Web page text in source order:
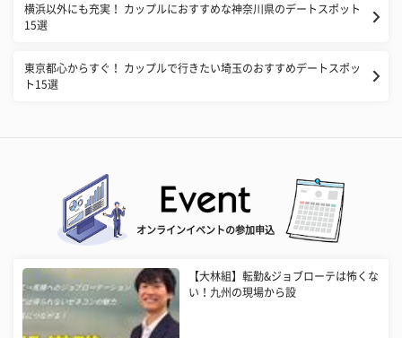
横浜以外にも充実！ カップルにおすすめな神奈川県のデートスポット
15選
東京都心からすぐ！ カップルで行きたい埼玉のおすすめデートスポッ
ト15選
オンラインイベントの参加申込
【大林組】転勤&ジョブローテは怖くな
い！九州の現場から設